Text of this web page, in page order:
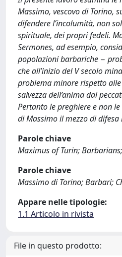
Massimo, vescovo di Torino,
difendere l’incolumità, non
spirituale, dei propri fedeli.
Sermones, ad esempio,
popolazioni barbariche −
che all’inizio del V secolo
problema minore rispetto
salvezza dell’anima dal
Pertanto le preghiere e non
di Massimo il mezzo di
Parole chiave
Maximus of Turin;
Parole chiave
Massimo di Torino; Barbari;
Appare nelle tipologie:
1.1 Articolo in rivista
File in questo prodotto: